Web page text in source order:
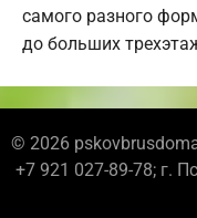
самого разного
до больших
© 2026
+7 921 027-89-78; г.